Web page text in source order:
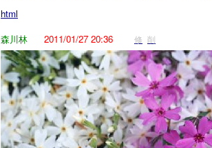
html
森川林
2011/01/27 20:36 修 削